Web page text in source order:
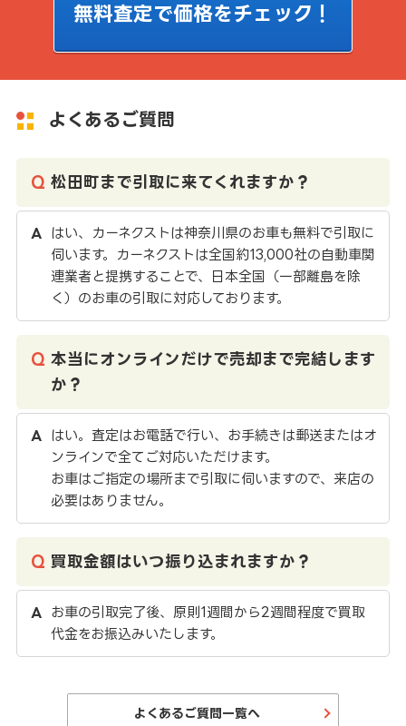
無料査定で価格をチェック！
よくあるご質問
松田町まで引取に来てくれますか？
はい、カーネクストは神奈川県のお車も無料で引取に
伺います。カーネクストは全国約13,000社の自動車関
連業者と提携することで、日本全国（一部離島を除
く）のお車の引取に対応しております。
本当にオンラインだけで売却まで完結します
か？
はい。査定はお電話で行い、お手続きは郵送またはオ
ンラインで全てご対応いただけます。
お車はご指定の場所まで引取に伺いますので、来店の
必要はありません。
買取金額はいつ振り込まれますか？
お車の引取完了後、原則1週間から2週間程度で買取
代金をお振込みいたします。
よくあるご質問一覧へ